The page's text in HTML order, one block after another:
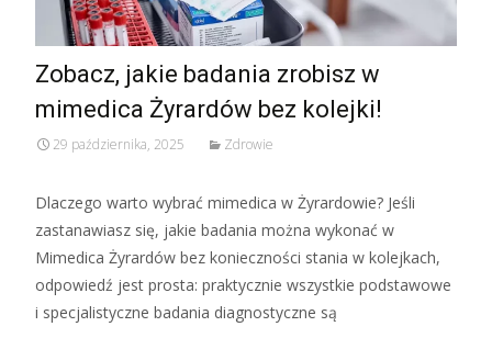
Zobacz, jakie badania zrobisz w
mimedica Żyrardów bez kolejki!
29 października, 2025 Zdrowie
Dlaczego warto wybrać mimedica w Żyrardowie? Jeśli
zastanawiasz się, jakie badania można wykonać w
Mimedica Żyrardów bez konieczności stania w kolejkach,
odpowiedź jest prosta: praktycznie wszystkie podstawowe
i specjalistyczne badania diagnostyczne są